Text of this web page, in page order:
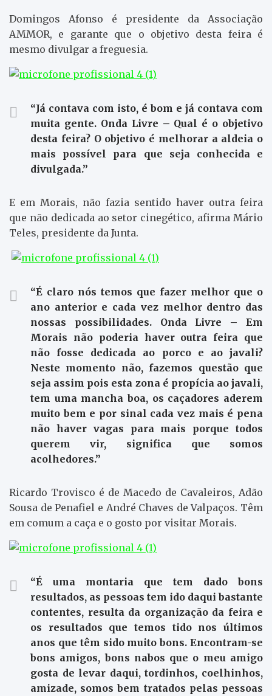
Domingos Afonso é presidente da Associação
AMMOR, e garante que o objetivo desta feira é
mesmo divulgar a freguesia.
“Já contava com isto, é bom e já contava com
muita gente. Onda Livre – Qual é o objetivo
desta feira? O objetivo é melhorar a aldeia o
mais possível para que seja conhecida e
divulgada.”
E em Morais, não fazia sentido haver outra feira
que não dedicada ao setor cinegético, afirma Mário
Teles, presidente da Junta.
“É claro nós temos que fazer melhor que o
ano anterior e cada vez melhor dentro das
nossas possibilidades. Onda Livre – Em
Morais não poderia haver outra feira que
não fosse dedicada ao porco e ao javali?
Neste momento não, fazemos questão que
seja assim pois esta zona é propícia ao javali,
tem uma mancha boa, os caçadores aderem
muito bem e por sinal cada vez mais é pena
não haver vagas para mais porque todos
querem vir, significa que somos
acolhedores.”
Ricardo Trovisco é de Macedo de Cavaleiros, Adão
Sousa de Penafiel e André Chaves de Valpaços. Têm
em comum a caça e o gosto por visitar Morais.
“É uma montaria que tem dado bons
resultados, as pessoas tem ido daqui bastante
contentes, resulta da organização da feira e
os resultados que temos tido nos últimos
anos que têm sido muito bons. Encontram-se
bons amigos, bons nabos que o meu amigo
gosta de levar daqui, tordinhos, coelhinhos,
amizade, somos bem tratados pelas pessoas